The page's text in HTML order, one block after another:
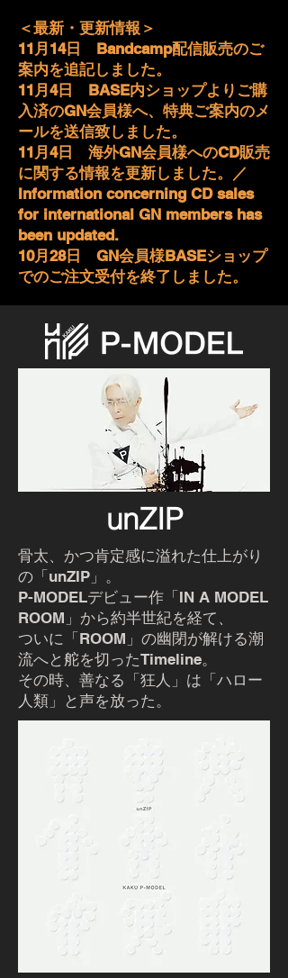
＜最新・更新情報＞
11月14日 Bandcamp配信販売のご
案内を追記しました。
11月4日 BASE内ショップよりご購
入済のGN会員様へ、特典ご案内のメ
ールを送信致しました。
11月4日 海外GN会員様へのCD販売
に関する情報を更新しました。／
Information concerning CD sales
for international GN members has
been updated.
10月28日 GN会員様BASEショップ
でのご注文受付を終了しました。
unZIP
骨太、かつ肯定感に溢れた仕上がり
の「unZIP」。
P-MODELデビュー作「IN A MODEL
ROOM」から約半世紀を経て、
ついに「ROOM」の幽閉が解ける潮
流へと舵を切ったTimeline。
その時、善なる「狂人」は「ハロー
人類」と声を放った。